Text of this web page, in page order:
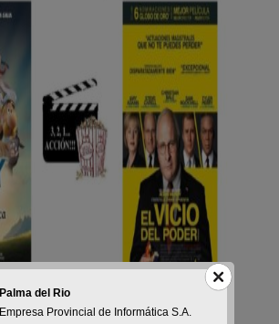
Palma del Rio
Empresa Provincial de Informática S.A.